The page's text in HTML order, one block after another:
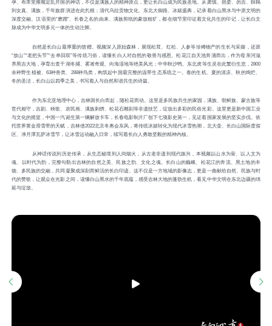
孕、布库里雍顺定乱开国的神话，不仅是满族人的精神原点，更让长白山成为民族圣地。从肃慎、挹娄、勿吉、靺鞨
到女真、满族，千年族群演进在此扎根；清代乌拉贡物文化、东北大御路、冰嬉盛典，记录着白山黑水与中原文明的
深度交融。汉语里的“磨蹭”、长春之名的由来、满族剪纸的豪放粗犷，都在细节里印证着文化共生的印记，让长白文
脉成为中华文明多元一体的生动注脚。
自然是长白山最厚重的馈赠。视频深入原始森林，展现松茸、红松、人参等珍稀物产的生长与采撷，还原
“放山”“老把头节”“去单回双”等传统习俗，读懂长白人对自然的敬畏与感恩。松花江自天池奔涌而出，作为母亲河滋
养黑吉大地，孕育出查干湖冬捕、雾凇奇观、向海湿地等绝美风光；中华秋沙鸭、东北虎等生灵在此繁衍生息，2800
余种野生植被、63种兽类、288种鸟类，构筑起中国最完整的温带生态系统之一。春的生机、夏的清凉、秋的绚烂、
冬的圣洁，长白山以四季之美，书写着人与自然和谐共生的诗篇。
作为东北亚地理中心，吉林因长白而起，随松花而动。这里是多民族共生的家园，满族、朝鲜族、蒙古族等
世代相守，吉剧、秧歌、农民画、满族刺绣、松花石雕刻等非遗技艺，绽放出多彩的民俗光彩。这里更是新中国工业
与文化的摇篮，中国一汽诞生第一辆解放卡车，长春电影制片厂创下七项影史第一，见证着国家发展的坚实步伐。依
托世界黄金滑雪带的天赋，吉林借2022北京冬奥会东风，将传统冰嬉转化为现代冰雪热潮，北大壶、长白山国际度假
区、净月潭瓦萨冰雪节，让冰雪运动融入日常，续写着长白人勇敢坚毅的精神内核。
从神话传说到历史传承，从生态秘境到人间烟火，从古老非遗到现代振兴，本视频以山水为骨、以人文为
魂、以时代为韵，完整勾勒出吉林的自然之美、民族之韵、文化之魂。长白山的巍峨、松花江的奔流、黑土地的丰
饶、多民族的交融，共同凝聚成深刻而鲜活的长白印迹。这不仅是一方地域的影像志，更是一曲献给自然、民族与时
代的赞歌，让观众在光影之间，读懂白山黑水的千年底蕴，感受吉林大地的蓬勃生机，看见中华文明在东北边疆的绵
延与绽放。